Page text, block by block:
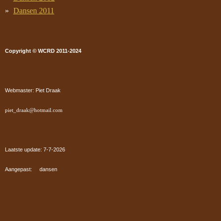
Dansen 2011
Copyright © WCRD 2011-2024
Webmaster: Piet Draak
piet_draak@hotmail.com
Laatste update: 7-7-2026
Aangepast: dansen